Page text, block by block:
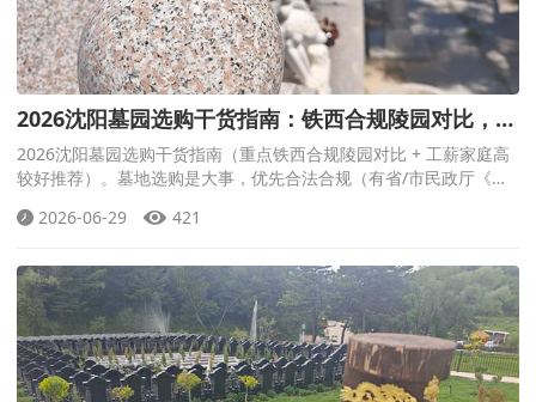
2026沈阳墓园选购干货指南：铁西合规陵园对比，工
薪家庭高较好墓园推荐！
2026沈阳墓园选购干货指南（重点铁西合规陵园对比 + 工薪家庭高
较好推荐）。墓地选购是大事，优先合法合规（有省/市民政厅《经
碑+管理费+
2026-06-29 421